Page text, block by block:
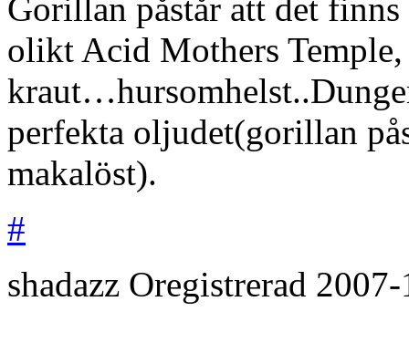
Gorillan påstår att det
olikt Acid Mothers
perfekta oljudet(gorillan
makalöst).
#
shadazz Oregistrerad